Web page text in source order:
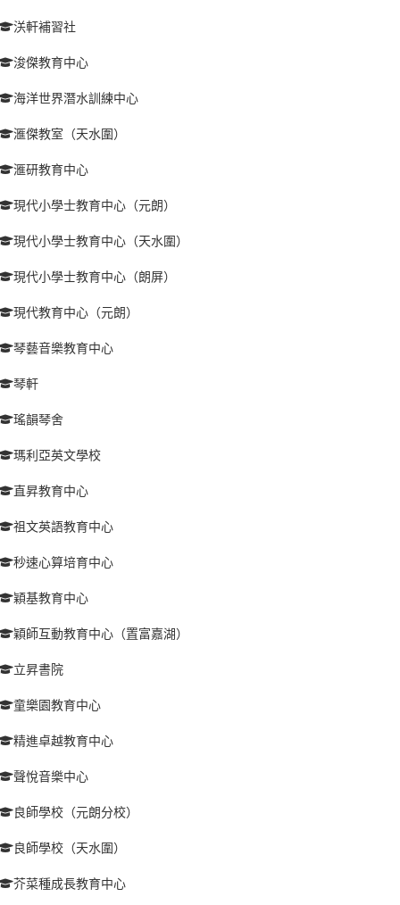
浂軒補習社
浚傑教育中心
海洋世界潛水訓練中心
滙傑教室（天水圍）
滙研教育中心
現代小學士教育中心（元朗）
現代小學士教育中心（天水圍）
現代小學士教育中心（朗屏）
現代教育中心（元朗）
琴藝音樂教育中心
琴軒
瑤韻琴舍
瑪利亞英文學校
直昇教育中心
祖文英語教育中心
秒速心算培育中心
穎基教育中心
穎師互動教育中心（置富嘉湖）
立昇書院
童樂園教育中心
精進卓越教育中心
聲悅音樂中心
良師學校（元朗分校）
良師學校（天水圍）
芥菜種成長教育中心